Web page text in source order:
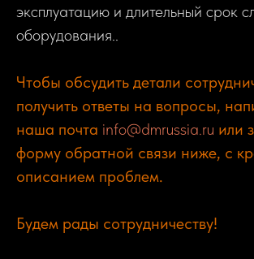
эксплуатацию и длительный срок
оборудования..
Чтобы обсудить детали
получить ответы на вопросы,
наша почта info@dmrussia.ru или
форму обратной связи ниже, с
описанием проблем.
Будем рады сотрудничеству!